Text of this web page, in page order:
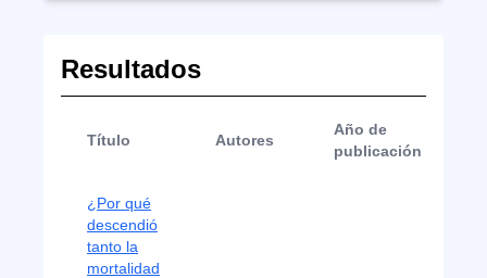
Resultados
Título Autores
Año de
publicación
¿Por qué
descendió
tanto la
mortalidad